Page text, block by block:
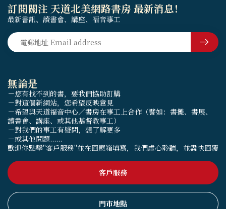
無論是
－您有找不到的書，要我們協助訂購
－對這個新網站，您希望反映意見
－希望與天道福音中心／書房在事工上合作（譬如：書攤、書展、
讀書會、講座、或其他基督教事工）
－對我們的事工有疑問，想了解更多
－或其他問題......
歡迎你點擊"客戶服務"並在回應箱填寫，我們虛心聆聽，並盡快回覆
客戶服務
門市地點
訂閱關注 天道北美網路書房 最新消息！
最新書訊、讀書會、講座、福音事工